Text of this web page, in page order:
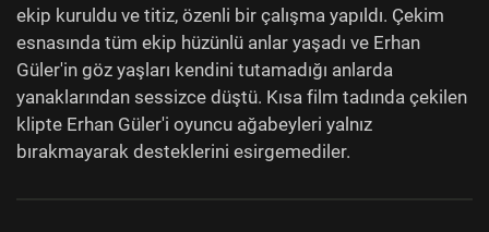
ekip kuruldu ve titiz, özenli bir çalışma yapıldı. Çekim
esnasında tüm ekip hüzünlü anlar yaşadı ve Erhan
Güler'in göz yaşları kendini tutamadığı anlarda
yanaklarından sessizce düştü. Kısa film tadında çekilen
klipte Erhan Güler'i oyuncu ağabeyleri yalnız
bırakmayarak desteklerini esirgemediler.